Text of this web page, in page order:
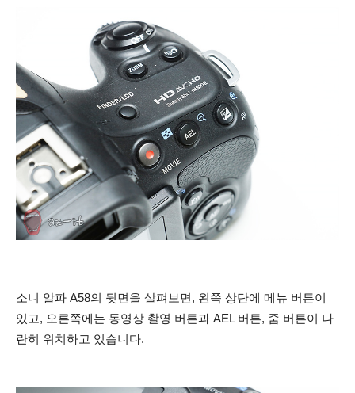
소니 알파 A58의 뒷면을 살펴보면, 왼쪽 상단에 메뉴 버튼이
있고, 오른쪽에는 동영상 촬영 버튼과 AEL 버튼, 줌 버튼이 나
란히 위치하고 있습니다.